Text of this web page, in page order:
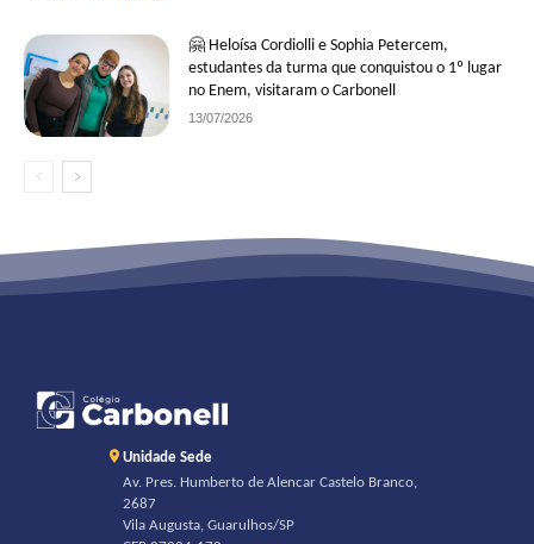
🤗 Heloísa Cordiolli e Sophia Petercem,
estudantes da turma que conquistou o 1º lugar
no Enem, visitaram o Carbonell
13/07/2026
Unidade Sede
Av. Pres. Humberto de Alencar Castelo Branco,
2687
Vila Augusta, Guarulhos/SP